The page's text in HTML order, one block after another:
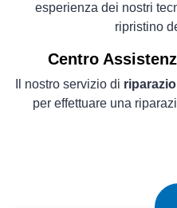
esperienza dei nostri
ripristino
Centro
Il nostro servizio di
per effettuare una